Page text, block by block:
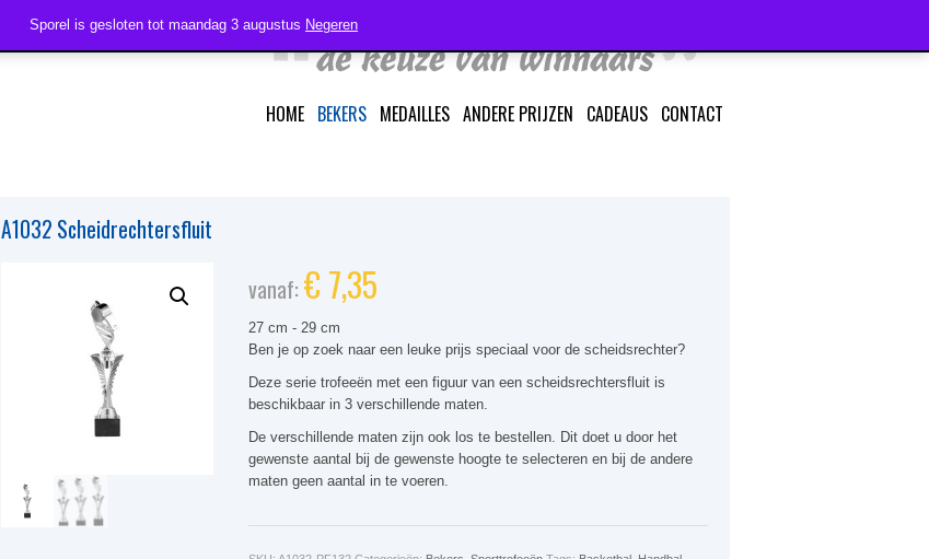
HOME BEKERS MEDAILLES ANDERE PRIJZEN CADEAUS CONTACT
A1032 Scheidrechtersfluit
vanaf:€7,35
27 cm - 29 cm
Ben je op zoek naar een leuke prijs speciaal voor de scheidsrechter?
Deze serie trofeeën met een figuur van een scheidsrechtersfluit is
beschikbaar in 3 verschillende maten.
De verschillende maten zijn ook los te bestellen. Dit doet u door het
gewenste aantal bij de gewenste hoogte te selecteren en bij de andere
maten geen aantal in te voeren.
Sporel is gesloten tot maandag 3 augustus Negeren